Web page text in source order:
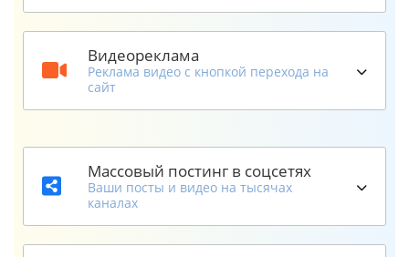
Видеореклама
Реклама видео с кнопкой перехода на
сайт
Массовый постинг в соцсетях
Ваши посты и видео на тысячах
каналах